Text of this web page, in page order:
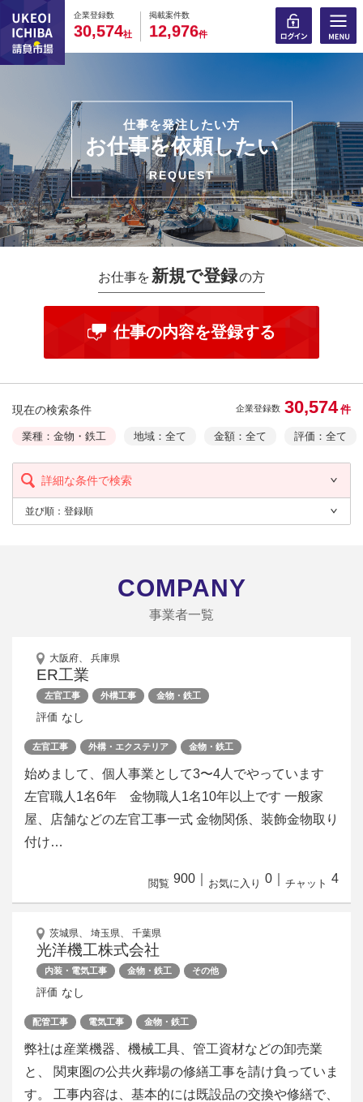
企業登録数
0
3
0
0,
0
5
0
74社
掲載案件数
0
1
0
2,
0
9
0
76件
仕事を発注したい方
お仕事を依頼したい
REQUEST
お仕事を 新規で登録の方
仕事の内容を登録する
現在の検索条件 企業登録数 30,574 件
業種：金物・鉄工 地域：全て 金額：全て 評価：全て
詳細な条件で検索
並び順： 登録順
COMPANY
事業者一覧
大阪府、 兵庫県
ER工業
左官工事 外構工事 金物・鉄工
評価 なし
左官工事 外構・エクステリア 金物・鉄工
始めまして、個人事業として3〜4人でやっています
左官職人1名6年 金物職人1名10年以上です 一般家
屋、店舗などの左官工事一式 金物関係、装飾金物取り
付け…
閲覧 900 お気に入り 0 チャット 4
茨城県、 埼玉県、 千葉県
光洋機工株式会社
内装・電気工事 金物・鉄工 その他
評価 なし
配管工事 電気工事 金物・鉄工
弊社は産業機器、機械工具、管工資材などの卸売業
と、 関東圏の公共火葬場の修繕工事を請け負っていま
す。 工事内容は、基本的には既設品の交換や修繕で、